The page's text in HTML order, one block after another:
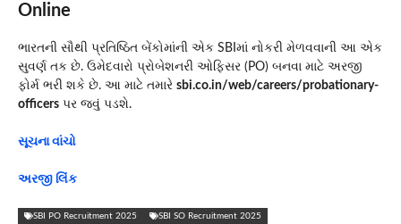
Online
ભારતની સૌથી પ્રતિષ્ઠિત બેંકોમાંની એક SBIમાં નોકરી મેળવવાની આ એક
સુવર્ણ તક છે. ઉમેદવારો પ્રોબેશનરી ઓફિસર (PO) બનવા માટે અરજી
ફોર્મ ભરી શકે છે. આ માટે તમારે sbi.co.in/web/careers/probationary-
officers પર જવું પડશે.
સૂચના વાંચો
અરજી લિંક
SBI PO Recruitment 2025 SBI SO Recruitment 2025